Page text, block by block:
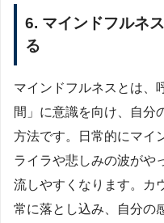
6. マインドフルネ
る
マインドフルネスとは、
間」に意識を向け、自分
方法です。日常的にマイ
ライラや悲しみの波がや
流しやすくなります。カ
常に落とし込み、自分の